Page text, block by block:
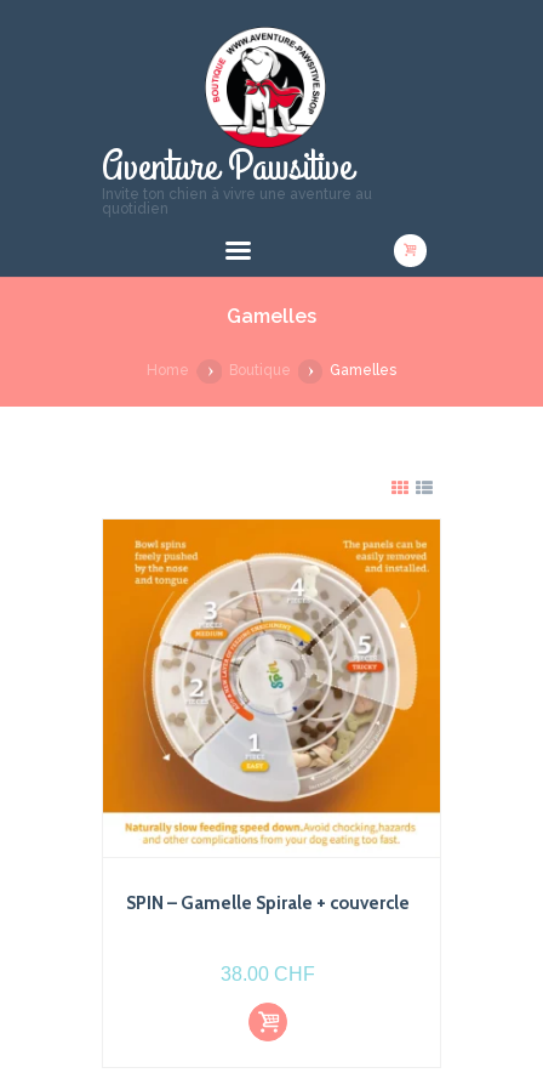
Aventure Pawsitive
Invite ton chien à vivre une aventure au
quotidien
Gamelles
Home Boutique Gamelles
SPIN – Gamelle Spirale + couvercle
38.00 CHF
Ajout
er au
pani